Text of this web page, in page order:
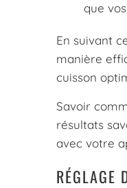
que
En suivant
manière
cuisson
Savoir
résultats
avec votre
RÉGLAGE